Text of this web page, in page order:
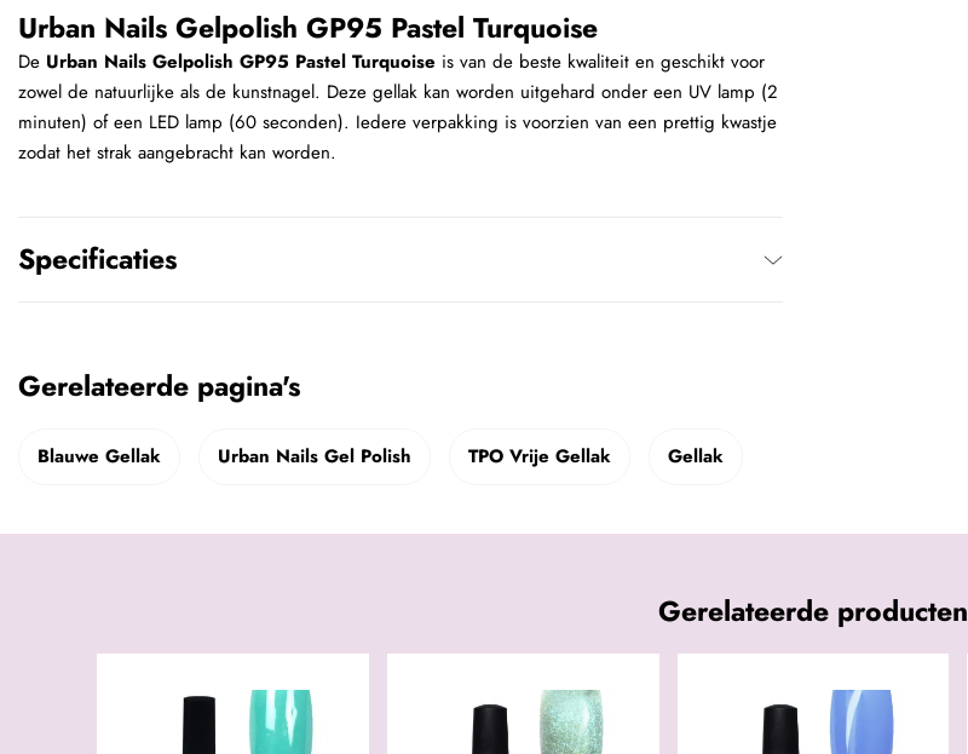
Urban Nails Gelpolish GP95 Pastel Turquoise
De Urban Nails Gelpolish GP95 Pastel Turquoise is van de beste kwaliteit en geschikt voor
zowel de natuurlijke als de kunstnagel. Deze gellak kan worden uitgehard onder een UV lamp (2
minuten) of een LED lamp (60 seconden). Iedere verpakking is voorzien van een prettig kwastje
zodat het strak aangebracht kan worden.
Specificaties
Gerelateerde pagina's
Blauwe Gellak Urban Nails Gel Polish TPO Vrije Gellak Gellak
Gerelateerde producten